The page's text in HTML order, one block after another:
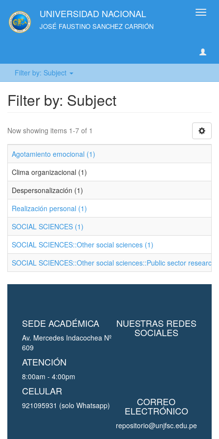
UNIVERSIDAD NACIONAL
JOSÉ FAUSTINO SANCHEZ CARRIÓN
Filter by: Subject
Filter by: Subject
Now showing items 1-7 of 1
Agotamiento emocional (1)
Clima organizacional (1)
Despersonalización (1)
Realización personal (1)
SOCIAL SCIENCES (1)
SOCIAL SCIENCES::Other social sciences (1)
SOCIAL SCIENCES::Other social sciences::Public sector research
SEDE ACADÉMICA
Av. Mercedes Indacochea Nº
609
ATENCIÓN
8:00am - 4:00pm
CELULAR
921095931 (solo Whatsapp)
NUESTRAS REDES
SOCIALES
CORREO
ELECTRÓNICO
repositorio@unjfsc.edu.pe